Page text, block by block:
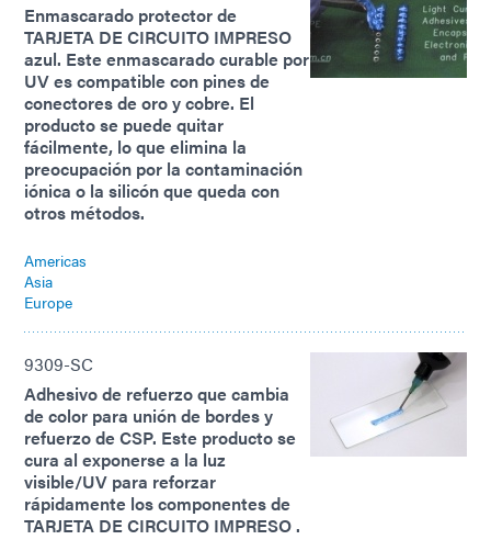
Enmascarado protector de
TARJETA DE CIRCUITO IMPRESO
azul. Este enmascarado curable por
UV es compatible con pines de
conectores de oro y cobre. El
producto se puede quitar
fácilmente, lo que elimina la
preocupación por la contaminación
iónica o la silicón que queda con
otros métodos.
Americas
Asia
Europe
9309-SC
Adhesivo de refuerzo que cambia
de color para unión de bordes y
refuerzo de CSP. Este producto se
cura al exponerse a la luz
visible/UV para reforzar
rápidamente los componentes de
TARJETA DE CIRCUITO IMPRESO .